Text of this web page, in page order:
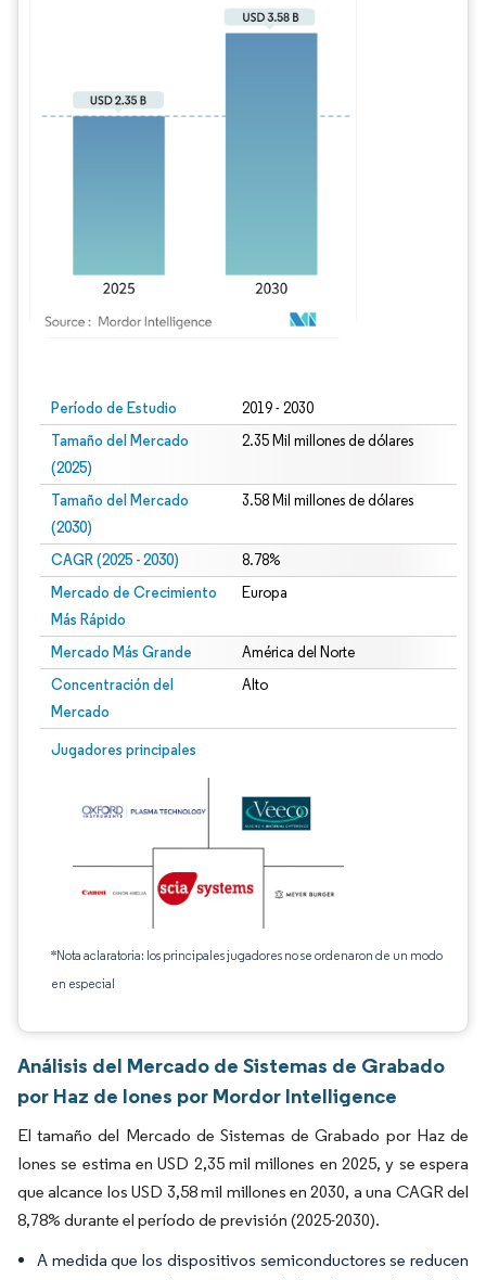
Período de Estudio 2019 - 2030
Tamaño del Mercado
(2025)
2.35 Mil millones de dólares
Tamaño del Mercado
(2030)
3.58 Mil millones de dólares
CAGR (2025 - 2030) 8.78%
Mercado de Crecimiento
Más Rápido
Europa
Mercado Más Grande América del Norte
Concentración del
Mercado
Alto
Jugadores principales
*Nota aclaratoria: los principales jugadores no se ordenaron de un modo
en especial
Análisis del Mercado de Sistemas de Grabado
por Haz de Iones por Mordor Intelligence
El tamaño del Mercado de Sistemas de Grabado por Haz de
Iones se estima en USD 2,35 mil millones en 2025, y se espera
que alcance los USD 3,58 mil millones en 2030, a una CAGR del
8,78% durante el período de previsión (2025-2030).
A medida que los dispositivos semiconductores se reducen